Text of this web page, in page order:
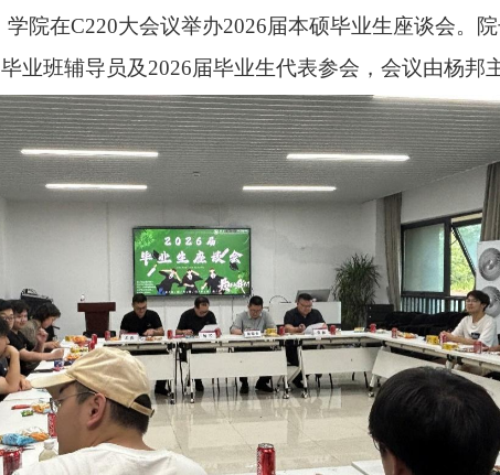
学院在C220大会议举办2026届本硕毕业生座谈会。
毕业班辅导员及2026届毕业生代表参会，会议由杨邦